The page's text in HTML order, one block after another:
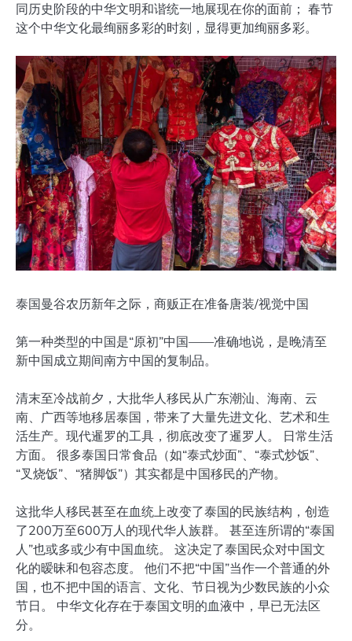
同历史阶段的中华文明和谐统一地展现在你的面前； 春节
这个中华文化最绚丽多彩的时刻，显得更加绚丽多彩。
泰国曼谷农历新年之际，商贩正在准备唐装/视觉中国
第一种类型的中国是“原初”中国——准确地说，是晚清至
新中国成立期间南方中国的复制品。
清末至冷战前夕，大批华人移民从广东潮汕、海南、云
南、广西等地移居泰国，带来了大量先进文化、艺术和生
活生产。现代暹罗的工具，彻底改变了暹罗人。 日常生活
方面。 很多泰国日常食品（如“泰式炒面”、“泰式炒饭”、
“叉烧饭”、“猪脚饭”）其实都是中国移民的产物。
这批华人移民甚至在血统上改变了泰国的民族结构，创造
了200万至600万人的现代华人族群。 甚至连所谓的“泰国
人”也或多或少有中国血统。 这决定了泰国民众对中国文
化的暧昧和包容态度。 他们不把“中国”当作一个普通的外
国，也不把中国的语言、文化、节日视为少数民族的小众
节日。 中华文化存在于泰国文明的血液中，早已无法区
分。